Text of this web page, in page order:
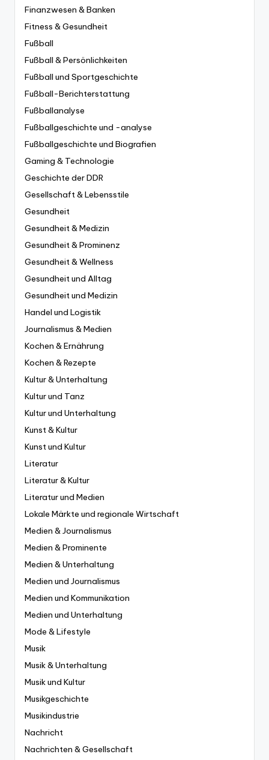
Finanzwesen & Banken
Fitness & Gesundheit
Fußball
Fußball & Persönlichkeiten
Fußball und Sportgeschichte
Fußball-Berichterstattung
Fußballanalyse
Fußballgeschichte und -analyse
Fußballgeschichte und Biografien
Gaming & Technologie
Geschichte der DDR
Gesellschaft & Lebensstile
Gesundheit
Gesundheit & Medizin
Gesundheit & Prominenz
Gesundheit & Wellness
Gesundheit und Alltag
Gesundheit und Medizin
Handel und Logistik
Journalismus & Medien
Kochen & Ernährung
Kochen & Rezepte
Kultur & Unterhaltung
Kultur und Tanz
Kultur und Unterhaltung
Kunst & Kultur
Kunst und Kultur
Literatur
Literatur & Kultur
Literatur und Medien
Lokale Märkte und regionale Wirtschaft
Medien & Journalismus
Medien & Prominente
Medien & Unterhaltung
Medien und Journalismus
Medien und Kommunikation
Medien und Unterhaltung
Mode & Lifestyle
Musik
Musik & Unterhaltung
Musik und Kultur
Musikgeschichte
Musikindustrie
Nachricht
Nachrichten & Gesellschaft